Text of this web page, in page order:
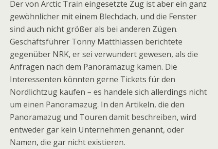
Der von Arctic Train eingesetzte Zug ist aber ein ganz
gewöhnlicher mit einem Blechdach, und die Fenster
sind auch nicht größer als bei anderen Zügen.
Geschäftsführer Tonny Matthiassen berichtete
gegenüber NRK, er sei verwundert gewesen, als die
Anfragen nach dem Panoramazug kamen. Die
Interessenten könnten gerne Tickets für den
Nordlichtzug kaufen – es handele sich allerdings nicht
um einen Panoramazug. In den Artikeln, die den
Panoramazug und Touren damit beschreiben, wird
entweder gar kein Unternehmen genannt, oder
Namen, die gar nicht existieren.